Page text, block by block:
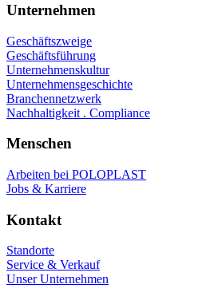
Unternehmen
Geschäftszweige
Geschäftsführung
Unternehmenskultur
Unternehmensgeschichte
Branchennetzwerk
Nachhaltigkeit . Compliance
Menschen
Arbeiten bei POLOPLAST
Jobs & Karriere
Kontakt
Standorte
Service & Verkauf
Unser Unternehmen